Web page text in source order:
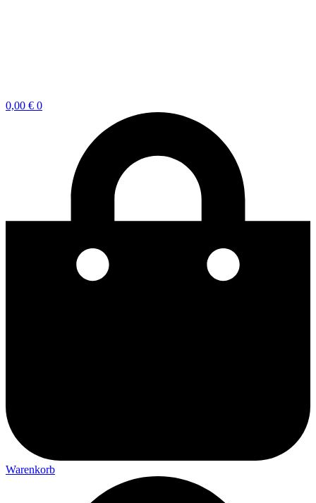
0,00 € 0
Warenkorb